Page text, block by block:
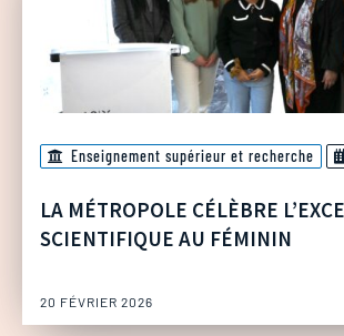
Enseignement supérieur et recherche
LA MÉTROPOLE CÉLÈBRE
SCIENTIFIQUE AU FÉMININ
20 FÉVRIER 2026